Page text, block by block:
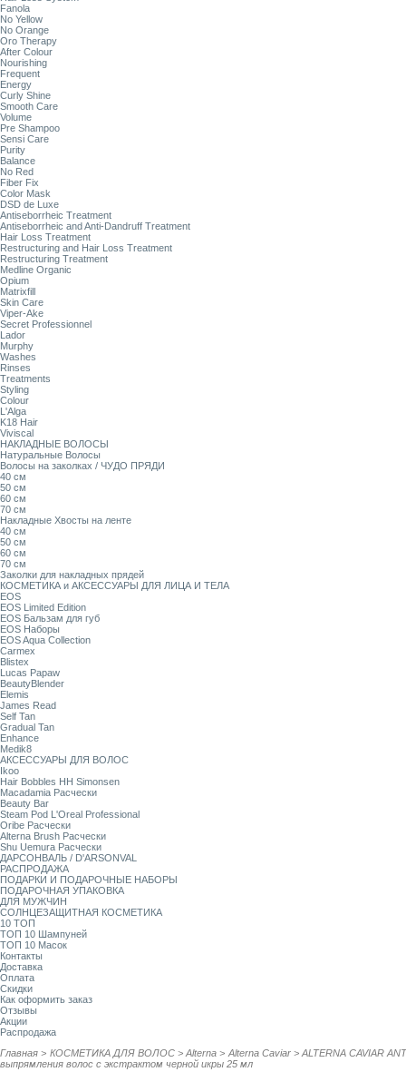
Fanola
No Yellow
No Orange
Oro Therapy
After Colour
Nourishing
Frequent
Energy
Curly Shine
Smooth Care
Volume
Pre Shampoo
Sensi Care
Purity
Balance
No Red
Fiber Fix
Color Mask
DSD de Luxe
Antiseborrheic Treatment
Antiseborrheic and Anti-Dandruff Treatment
Hair Loss Treatment
Restructuring and Hair Loss Treatment
Restructuring Treatment
Medline Organic
Opium
Matrixfill
Skin Care
Viper-Ake
Secret Professionnel
Lador
Murphy
Washes
Rinses
Treatments
Styling
Colour
L'Alga
K18 Hair
Viviscal
НАКЛАДНЫЕ ВОЛОСЫ
Натуральные Волосы
Волосы на заколках / ЧУДО ПРЯДИ
40 см
50 см
60 см
70 см
Накладные Хвосты на ленте
40 см
50 см
60 см
70 см
Заколки для накладных прядей
КОСМЕТИКА и АКСЕССУАРЫ ДЛЯ ЛИЦА И ТЕЛА
EOS
EOS Limited Edition
EOS Бальзам для губ
EOS Наборы
EOS Aqua Collection
Carmex
Blistex
Lucas Papaw
BeautyBlender
Elemis
James Read
Self Tan
Gradual Tan
Enhance
Medik8
АКСЕССУАРЫ ДЛЯ ВОЛОС
Ikoo
Hair Bobbles HH Simonsen
Macadamia Расчески
Beauty Bar
Steam Pod L'Oreal Professional
Oribe Расчески
Alterna Brush Расчески
Shu Uemura Расчески
ДАРСОНВАЛЬ / D'ARSONVAL
РАСПРОДАЖА
ПОДАРКИ И ПОДАРОЧНЫЕ НАБОРЫ
ПОДАРОЧНАЯ УПАКОВКА
ДЛЯ МУЖЧИН
СОЛНЦЕЗАЩИТНАЯ КОСМЕТИКА
10 ТОП
ТОП 10 Шампуней
ТОП 10 Масок
Контакты
Доставка
Оплата
Скидки
Как оформить заказ
Отзывы
Акции
Распродажа
Главная > КОСМЕТИКА ДЛЯ ВОЛОС > Alterna > Alterna Caviar > ALTERNA CAVIAR
выпрямления волос с экстрактом черной икры 25 мл